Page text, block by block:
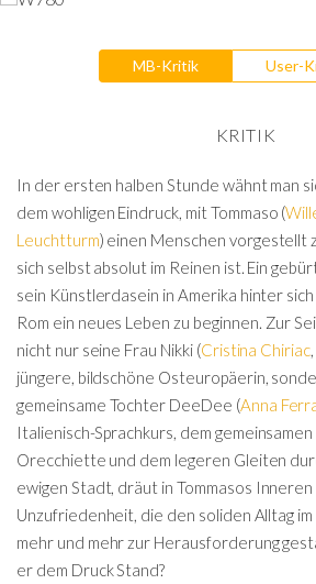
MB-Kritik User-
KRITIK
In der ersten halben Stunde wähnt man
dem wohligen Eindruck, mit Tommaso (
Leuchtturm) einen Menschen vorgestellt
sich selbst absolut im Reinen ist. Ein
sein Künstlerdasein in Amerika hinter sich
Rom ein neues Leben zu beginnen. Zur
nicht nur seine Frau Nikki (Cristina Chiriac
jüngere, bildschöne Osteuropäerin,
gemeinsame Tochter DeeDee (Anna
Italienisch-Sprachkurs, dem
Orecchiette und dem legeren Gleiten
ewigen Stadt, dräut in Tommasos
Unzufriedenheit, die den soliden Alltag
mehr und mehr zur Herausforderung
er dem Druck Stand?